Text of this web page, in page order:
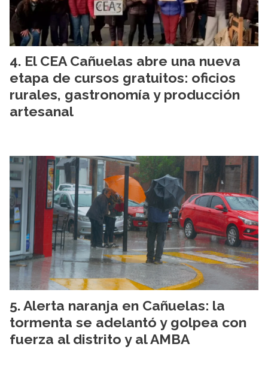
El CEA Cañuelas abre una nueva
etapa de cursos gratuitos: oficios
rurales, gastronomía y producción
artesanal
Alerta naranja en Cañuelas: la
tormenta se adelantó y golpea con
fuerza al distrito y al AMBA